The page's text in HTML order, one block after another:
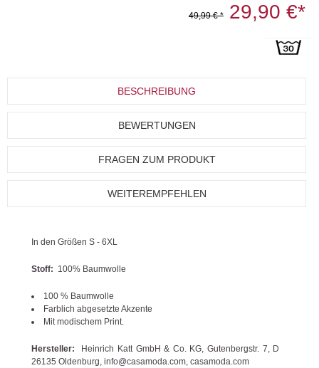
49,99 € * 29,90 €*
BESCHREIBUNG
BEWERTUNGEN
FRAGEN ZUM PRODUKT
WEITEREMPFEHLEN
In den Größen S - 6XL
Stoff: 100% Baumwolle
100 % Baumwolle
Farblich abgesetzte Akzente
Mit modischem Print.
Hersteller: Heinrich Katt GmbH & Co. KG, Gutenbergstr. 7, D
26135 Oldenburg, info@casamoda.com, casamoda.com